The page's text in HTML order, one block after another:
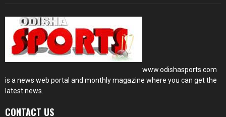
www.odishasports.com
is a news web portal and monthly magazine where you can get the
latest news.
CONTACT US